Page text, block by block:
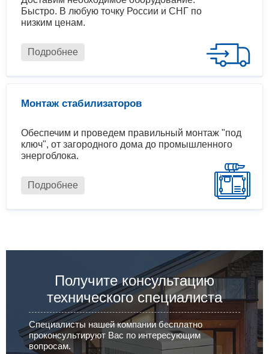
Быстро. В любую точку России и СНГ по
низким ценам.
Подробнее
Монтаж стабилизаторов
Обеспечим и проведем правильный монтаж "под
ключ", от загородного дома до промышленного
энергоблока.
Подробнее
Получите консультацию
технического специалиста
Специалисты нашей компании бесплатно
проконсультируют Вас по интересующим
вопросам.